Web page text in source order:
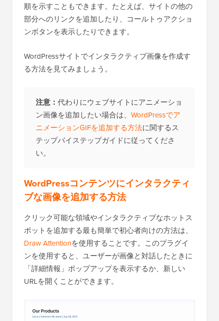
順を示すこともできます。たとえば、サイトの他の
部分へのリンクを追加したり、コールトゥアクショ
ンボタンを表示したりできます。
WordPressサイトでインタラクティブ画像を作成す
る方法を見てみましょう。
注意： 代わりにウェブサイトにアニメーショ
ン画像を追加したい場合は、 WordPressでア
ニメーションGIFを追加する方法に関するス
テップバイステップガイドに従ってくださ
い。
WordPressコンテンツにインタラクティ
ブな画像を追加する方法
クリック可能な領域やインタラクティブなホットス
ポットを追加する最も簡単で初心者向けの方法は、
Draw Attentionを使用することです。このプラグイ
ンを使用すると、ユーザーが画像と対話したときに
「詳細情報」ポップアップを表示するか、新しい
URLを開くことができます。